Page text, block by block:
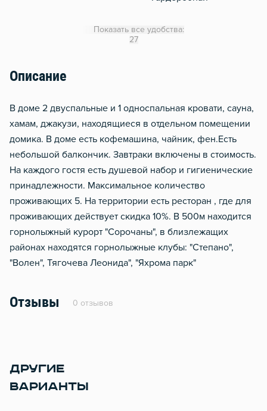
Звукоизоляция
Показать все удобства:
27
Описание
В доме 2 двуспальные и 1 односпальная кровати, сауна,
хамам, джакузи, находящиеся в отдельном помещении
домика. В доме есть кофемашина, чайник, фен.Есть
небольшой балкончик. Завтраки включены в стоимость.
На каждого гостя есть душевой набор и гигиенические
принадлежности. Максимальное количество
проживающих 5. На территории есть ресторан , где для
проживающих действует скидка 10%. В 500м находится
горнолыжный курорт "Сорочаны", в близлежащих
районах находятся горнолыжные клубы: "Степано",
"Волен", Тягочева Леонида", "Яхрома парк"
Отзывы 0 отзывов
ДРУГИЕ
ВАРИАНТЫ